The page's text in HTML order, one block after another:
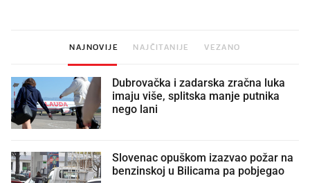
NAJNOVIJE NAJČITANIJE VEZANO
Dubrovačka i zadarska zračna luka
imaju više, splitska manje putnika
nego lani
Slovenac opuškom izazvao požar na
benzinskoj u Bilicama pa pobjegao